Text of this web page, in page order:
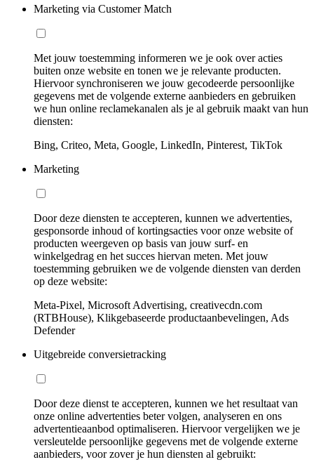
Marketing via Customer Match
Met jouw toestemming informeren we je ook over acties
buiten onze website en tonen we je relevante producten.
Hiervoor synchroniseren we jouw gecodeerde persoonlijke
gegevens met de volgende externe aanbieders en gebruiken
we hun online reclamekanalen als je al gebruik maakt van hun
diensten:
Bing, Criteo, Meta, Google, LinkedIn, Pinterest, TikTok
Marketing
Door deze diensten te accepteren, kunnen we advertenties,
gesponsorde inhoud of kortingsacties voor onze website of
producten weergeven op basis van jouw surf- en
winkelgedrag en het succes hiervan meten. Met jouw
toestemming gebruiken we de volgende diensten van derden
op deze website:
Meta-Pixel, Microsoft Advertising, creativecdn.com
(RTBHouse), Klikgebaseerde productaanbevelingen, Ads
Defender
Uitgebreide conversietracking
Door deze dienst te accepteren, kunnen we het resultaat van
onze online advertenties beter volgen, analyseren en ons
advertentieaanbod optimaliseren. Hiervoor vergelijken we je
versleutelde persoonlijke gegevens met de volgende externe
aanbieders, voor zover je hun diensten al gebruikt: